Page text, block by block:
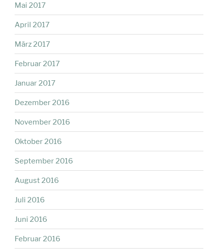
Mai 2017
April 2017
März 2017
Februar 2017
Januar 2017
Dezember 2016
November 2016
Oktober 2016
September 2016
August 2016
Juli 2016
Juni 2016
Februar 2016